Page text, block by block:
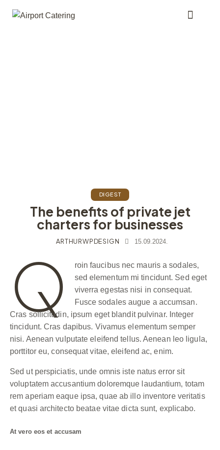
DIGEST
The benefits of private jet
charters for businesses
ARTHURWPDESIGN 15.09.2024.
Q
roin faucibus nec mauris a sodales,
sed elementum mi tincidunt. Sed eget
viverra egestas nisi in consequat.
Fusce sodales augue a accumsan.
Cras sollicitudin, ipsum eget blandit pulvinar. Integer
tincidunt. Cras dapibus. Vivamus elementum semper
nisi. Aenean vulputate eleifend tellus. Aenean leo ligula,
porttitor eu, consequat vitae, eleifend ac, enim.
Sed ut perspiciatis, unde omnis iste natus error sit
voluptatem accusantium doloremque laudantium, totam
rem aperiam eaque ipsa, quae ab illo inventore veritatis
et quasi architecto beatae vitae dicta sunt, explicabo.
At vero eos et accusam